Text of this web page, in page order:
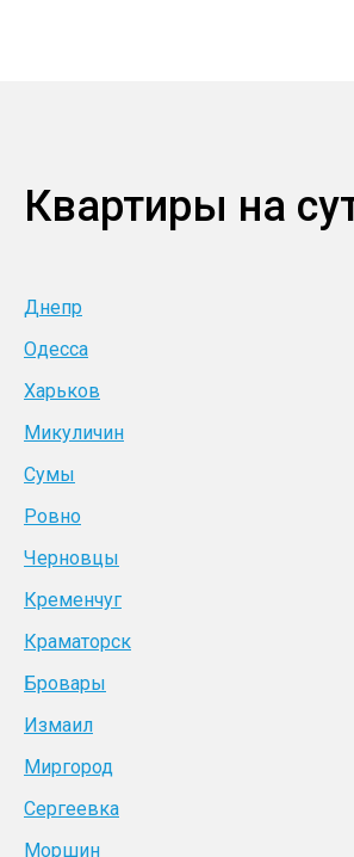
Квартиры на
Днепр
Одесса
Харьков
Микуличин
Сумы
Ровно
Черновцы
Кременчуг
Краматорск
Бровары
Измаил
Миргород
Сергеевка
Моршин